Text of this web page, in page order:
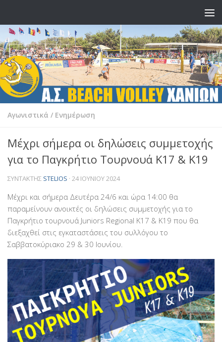
Αγωνιστικά / Ενημέρωση
Μέχρι σήμερα οι δηλώσεις συμμετοχής
για το Παγκρήτιο Τουρνουά Κ17 & Κ19
ΣΥΝΤΆΚΤΗΣ STELIOS · 24 ΙΟΥΝΊΟΥ 2024
Μέχρι και σήμερα Δευτέρα 24/6 και ώρα 14:00 θα
παραμείνουν ανοικτές οι δηλώσεις συμμετοχής για το
Παγκρήτιο τουρνουά Juniors Regional Κ17 & Κ19 που θα
διεξαχθεί στις εγκαταστάσεις του συλλόγου το
Σαββατοκύριακο 29 & 30 Ιουνίου.